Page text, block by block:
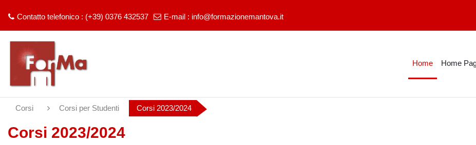
Contatto telefonico : (+39) 0376 432537 E-mail : info@formazionemantova.it
Home Home
Corsi Corsi per Studenti Corsi 2023/2024
Corsi 2023/2024